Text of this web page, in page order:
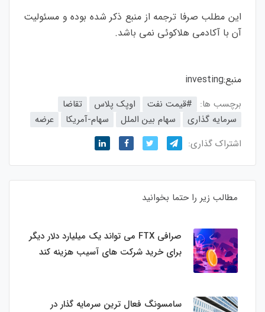
این مطلب صرفا ترجمه از منبع ذکر شده بوده و مسئولیت
آن با آکادمی هلاکوئی نمی باشد.
منبع:investing
برچسب ها: #قیمت نفت اوپک پلاس
تقاضا
سرمایه گذاری
سهام بین الملل سهام-آمریکا
عرضه
اشتراک گذاری:
مطالب زیر را حتما بخوانید
صرافی FTX می تواند یک میلیارد دلار دیگر
برای خرید شرکت های آسیب هزینه کند
سامسونگ فعال‌ ترین سرمایه‌ گذار در